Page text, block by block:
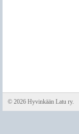
© 2026 Hyvinkään Latu ry.